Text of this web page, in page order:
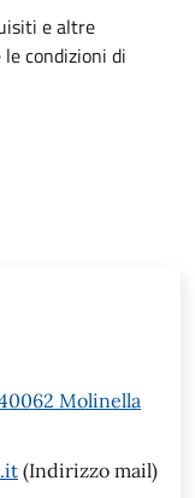
e altre
condizioni di
Molinella
(Indirizzo mail)